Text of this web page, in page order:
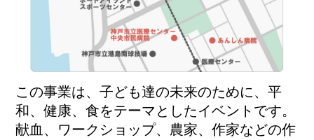
この事業は、子ども達の未来のために、平
和、健康、食をテーマとしたイベントです。
献血、ワークショップ、農家、作家などの作